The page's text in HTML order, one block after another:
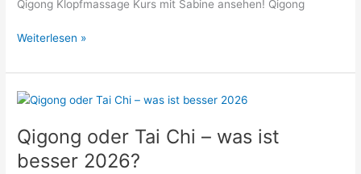
Qigong Klopfmassage Kurs mit Sabine ansehen! Qigong
Qigong
2026
erklärt:
Ist
es
anstrengend?
Weiterlesen »
Qigong oder Tai Chi – was ist
besser 2026?